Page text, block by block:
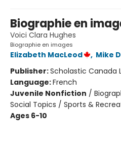
Biographie en
Voici Clara Hughes
Biographie en images
Elizabeth MacLeod , Mike
Publisher:Scholastic Canada
Language:French
Juvenile Nonfiction /
Social Topics / Sports &
Ages 6-10